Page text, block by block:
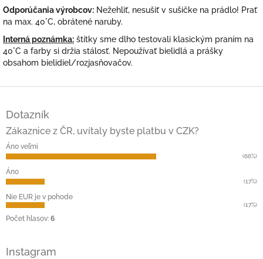
Odporúčania výrobcov: Nežehliť, nesušiť v sušičke na prádlo! Prať
na max. 40°C, obrátené naruby.
Interná poznámka: štítky sme dlho testovali klasickým praním na
40°C a farby si držia stálosť. Nepoužívať bielidlá a prášky
obsahom bielidiel/rozjasňovačov.
e
Dotazník
Zákaznice z ČR, uvítaly byste platbu v CZK?
Áno veľmi
(66%)
Áno
(17%)
Nie EUR je v pohode
(17%)
Počet hlasov: 6
Instagram